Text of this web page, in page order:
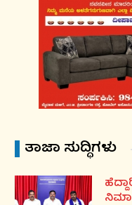
ತಾಜಾ ಸುದ್ಧಿಗಳು